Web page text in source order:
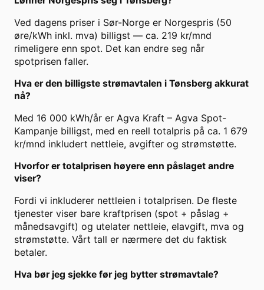
Ved dagens priser i Sør-Norge er Norgespris (50
øre/kWh inkl. mva) billigst — ca. 219 kr/mnd
rimeligere enn spot. Det kan endre seg når
spotprisen faller.
Hva er den billigste strømavtalen i Tønsberg akkurat
nå?
Med 16 000 kWh/år er Agva Kraft – Agva Spot-
Kampanje billigst, med en reell totalpris på ca. 1 679
kr/mnd inkludert nettleie, avgifter og strømstøtte.
Hvorfor er totalprisen høyere enn påslaget andre
viser?
Fordi vi inkluderer nettleien i totalprisen. De fleste
tjenester viser bare kraftprisen (spot + påslag +
månedsavgift) og utelater nettleie, elavgift, mva og
strømstøtte. Vårt tall er nærmere det du faktisk
betaler.
Hva bør jeg sjekke før jeg bytter strømavtale?